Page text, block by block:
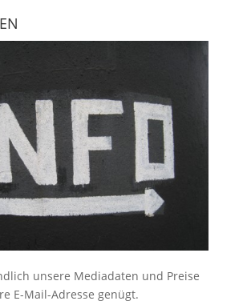
unsere Mediadaten und Preise
E-Mail-Adresse genügt.